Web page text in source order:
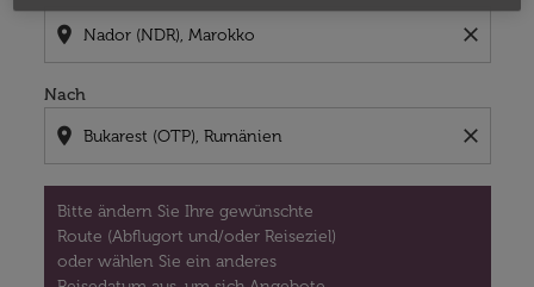
location_on close
Nach
location_on close
Bitte ändern Sie Ihre gewünschte
Route (Abflugort und/oder Reiseziel)
oder wählen Sie ein anderes